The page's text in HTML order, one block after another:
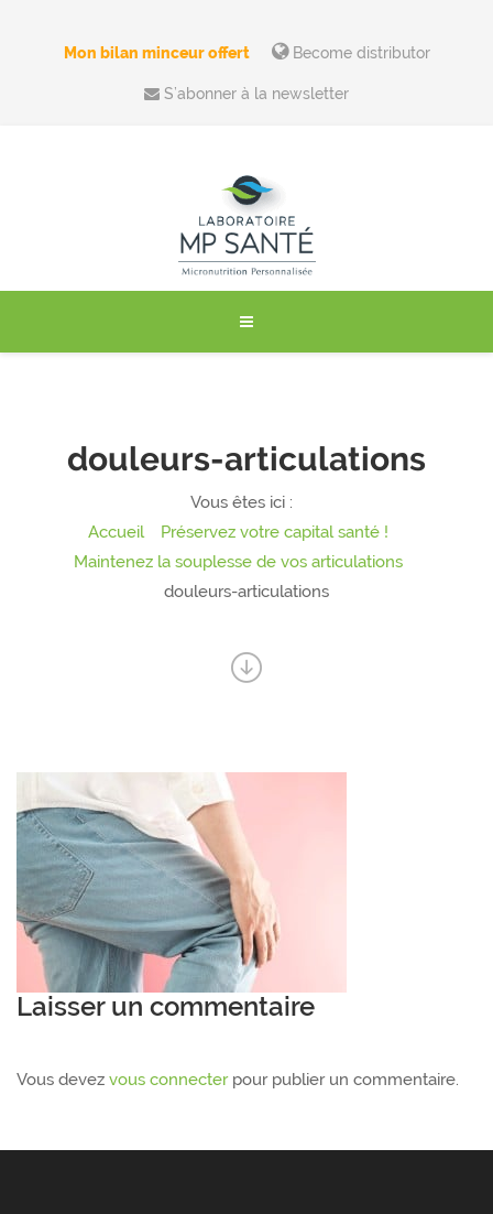
Mon bilan minceur offert Become distributor
S’abonner à la newsletter
douleurs-articulations
Vous êtes ici :
Accueil
Préservez votre capital santé !
Maintenez la souplesse de vos articulations
douleurs-articulations
Laisser un commentaire
Vous devez vous connecterpour publier un commentaire.